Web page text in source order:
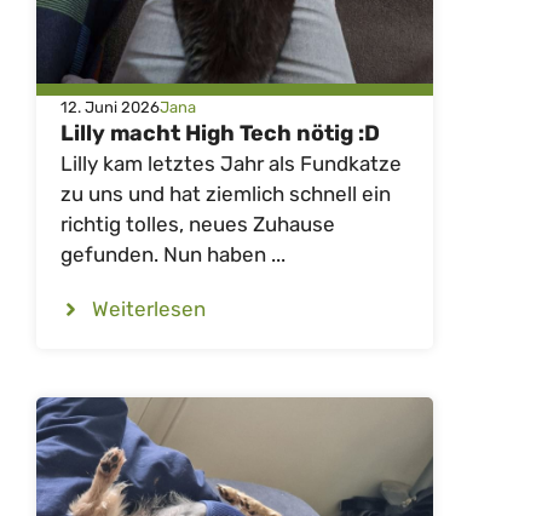
12. Juni 2026Jana
Lilly macht High Tech nötig :D
Lilly kam letztes Jahr als Fundkatze
zu uns und hat ziemlich schnell ein
richtig tolles, neues Zuhause
gefunden. Nun haben ...
Weiterlesen